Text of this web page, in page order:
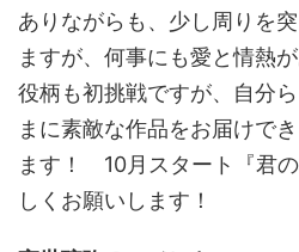
ありながらも、少し周りを
ますが、何事にも愛と情熱
役柄も初挑戦ですが、自分
まに素敵な作品をお届けで
ます！ 10月スタート『君
しくお願いします！